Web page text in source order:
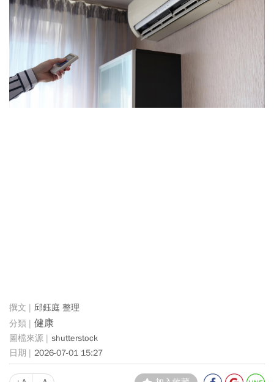
邱鈺庭 整理
健康
shutterstock
2026-07-01 15:27